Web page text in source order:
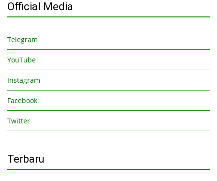
Official Media
Telegram
YouTube
Instagram
Facebook
Twitter
Terbaru